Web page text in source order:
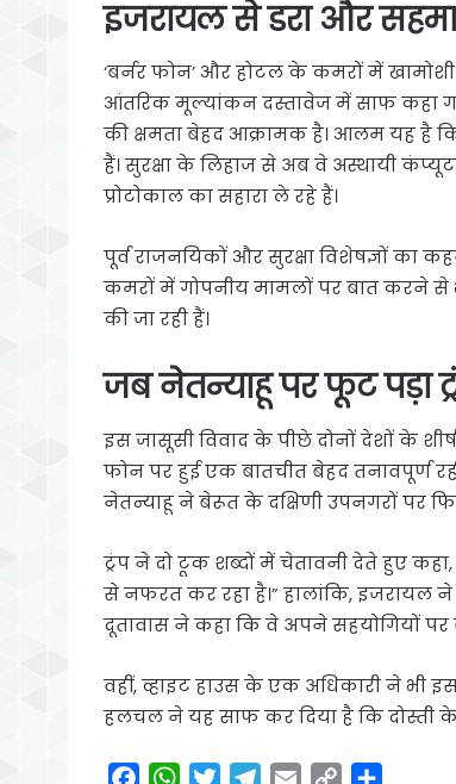
इजरायल से डरा और
‘बर्नर फोन’ और होटल के कमरों में खामोशी
आंतरिक मूल्यांकन दस्तावेज में साफ कहा
की क्षमता बेहद आक्रामक है। आलम यह है
हैं। सुरक्षा के लिहाज से अब वे अस्थायी
प्रोटोकाल का सहारा ले रहे हैं।
पूर्व राजनयिकों और सुरक्षा विशेषज्ञों का
कमरों में गोपनीय मामलों पर बात करने से
की जा रही हैं।
जब नेतन्याहू पर फूट पड़ा
इस जासूसी विवाद के पीछे दोनों देशों के
फोन पर हुई एक बातचीत बेहद तनावपूर्ण
नेतन्याहू ने बेरूत के दक्षिणी उपनगरों पर
ट्रंप ने दो टूक शब्दों में चेतावनी देते हुए
से नफरत कर रहा है।” हालांकि, इजरायल
दूतावास ने कहा कि वे अपने सहयोगियों पर
वहीं, व्हाइट हाउस के एक अधिकारी ने भी
हलचल ने यह साफ कर दिया है कि दोस्ती के
W